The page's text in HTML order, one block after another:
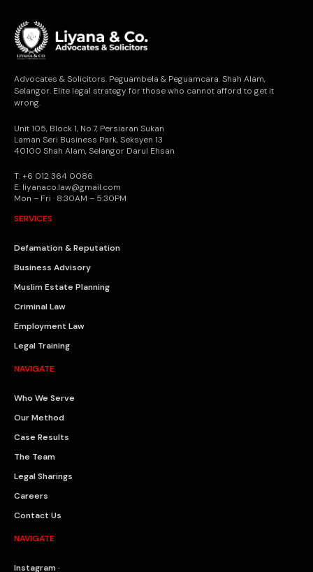
Advocates & Solicitors. Peguambela & Peguamcara. Shah Alam,
Selangor. Elite legal strategy for those who cannot afford to get it
wrong.
Unit 105, Block 1, No.7, Persiaran Sukan
Laman Seri Business Park, Seksyen 13
40100 Shah Alam, Selangor Darul Ehsan
T: +6 012 364 0086
E: liyanaco.law@gmail.com
Mon – Fri · 8:30AM – 5:30PM
SERVICES
Defamation & Reputation
Business Advisory
Muslim Estate Planning
Criminal Law
Employment Law
Legal Training
NAVIGATE
Who We Serve
Our Method
Case Results
The Team
Legal Sharings
Careers
Contact Us
NAVIGATE
Instagram ·